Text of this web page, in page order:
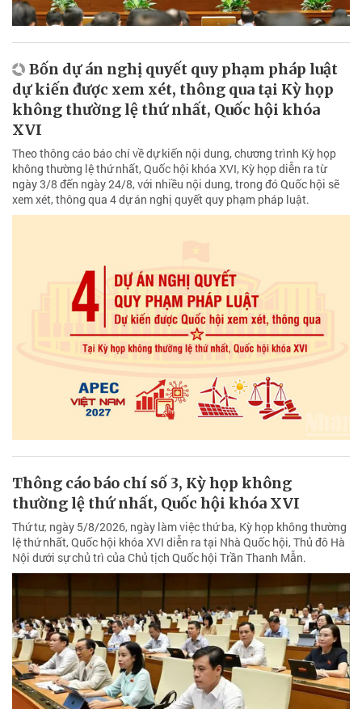
Bốn dự án nghị quyết quy phạm pháp luật
dự kiến được xem xét, thông qua tại Kỳ họp
không thường lệ thứ nhất, Quốc hội khóa
XVI
Theo thông cáo báo chí về dự kiến nội dung, chương trình Kỳ họp
không thường lệ thứ nhất, Quốc hội khóa XVI, Kỳ họp diễn ra từ
ngày 3/8 đến ngày 24/8, với nhiều nội dung, trong đó Quốc hội sẽ
xem xét, thông qua 4 dự án nghị quyết quy phạm pháp luật.
Thông cáo báo chí số 3, Kỳ họp không
thường lệ thứ nhất, Quốc hội khóa XVI
Thứ tư, ngày 5/8/2026, ngày làm việc thứ ba, Kỳ họp không thường
lệ thứ nhất, Quốc hội khóa XVI diễn ra tại Nhà Quốc hội, Thủ đô Hà
Nội dưới sự chủ trì của Chủ tịch Quốc hội Trần Thanh Mẫn.